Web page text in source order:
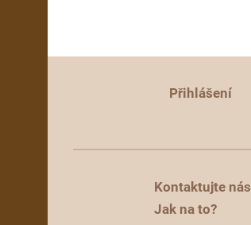
Přihlášení
Kontaktujte nás
Jak na to?